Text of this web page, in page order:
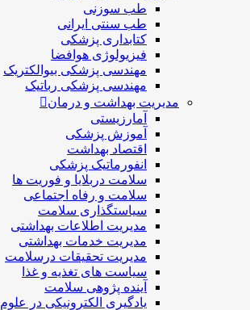
طب سوزنی
طب سنتی ایرانی
کتابداری پزشکی
فیزیولوژی هوافضا
مهندسی پزشکی بیوالکتریک
مهندسی پزشکی رباتیک
مدیریت بهداشت و درمان
آمارزیستی
آموزش پزشکی
اقتصاد بهداشت
انفورماتیک پزشکی
سلامت دربلايا و فوريت ها
سلامت و رفاه اجتماعی
سیاستگذاری سلامت
مدیریت اطلاعات بهداشتی
مدیریت خدمات بهداشتی
مدیریت تحقیقات درسلامت
سیاست های تغذیه و غذا
آینده پژوهی سلامت
یادگیری الکترونیکی در